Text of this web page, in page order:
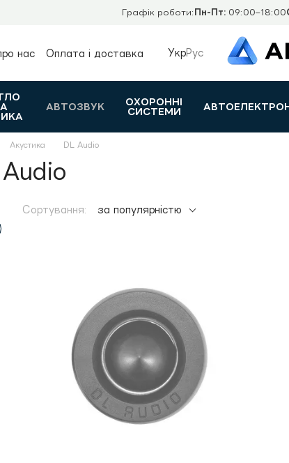
Графік роботи: Пн-Пт: 09:00–18:00
нас
Оплата і доставка
УкрРус
АВТОЗВУК
ОХОРОННІ
СИСТЕМИ
Акустика DL Audio
Сортування: за популярністю